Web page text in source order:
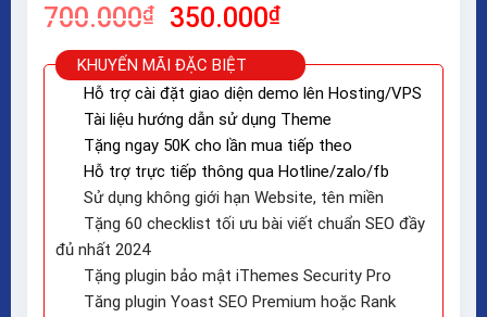
700.000₫
Giá
gốc
là:
700.000₫.
350.000₫Giá
hiện
tại
là:
350.000₫.
KHUYẾN MÃI ĐẶC BIỆT
Hỗ trợ cài đặt giao diện demo lên Hosting/VPS
Tài liệu hướng dẫn sử dụng Theme
Tặng ngay 50K cho lần mua tiếp theo
Hỗ trợ trực tiếp thông qua Hotline/zalo/fb
Sử dụng không giới hạn Website, tên miền
Tặng 60 checklist tối ưu bài viết chuẩn SEO đầy
đủ nhất 2024
Tặng plugin bảo mật iThemes Security Pro
Tăng plugin Yoast SEO Premium hoặc Rank